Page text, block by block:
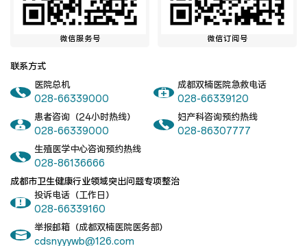
微信服务号 微信订阅号
联系方式
医院总机
028-66339000
成都双楠医院急救电话
028-66339120
患者咨询（24小时热线）
028-66339000
妇产科咨询预约热线
028-86307777
生殖医学中心咨询预约热线
028-86136666
成都市卫生健康行业领域突出问题专项整治
投诉电话（工作日）
028-66339160
举报邮箱（成都双楠医院医务部）
cdsnyyywb@126.com